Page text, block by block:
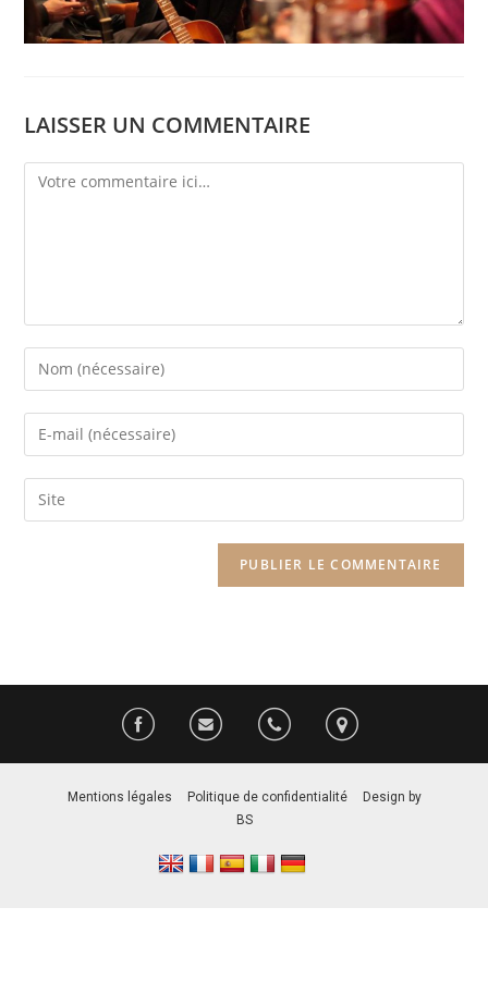
LAISSER UN COMMENTAIRE
Mentions légales Politique de confidentialité
Design by
BS